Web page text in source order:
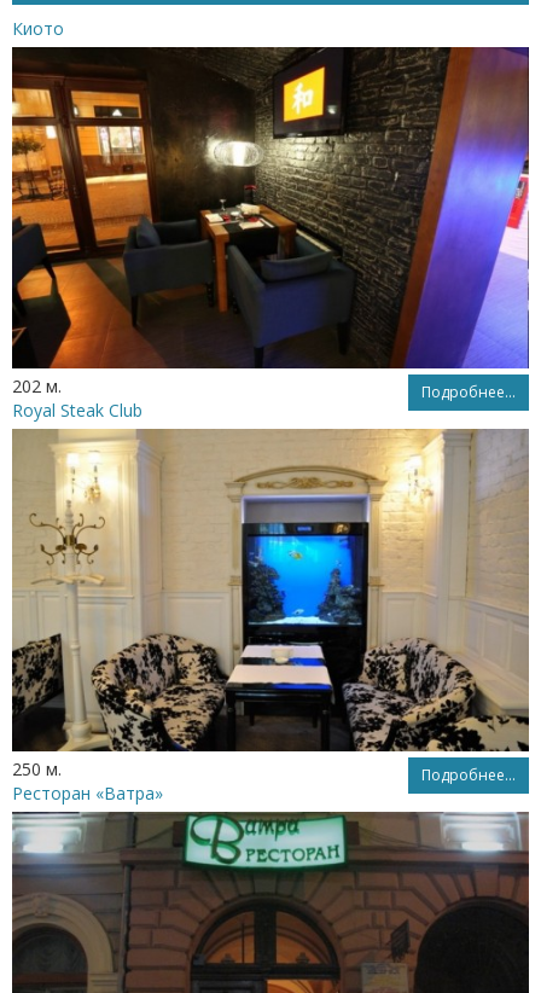
Киото
202 м. Подробнее...
Royal Steak Club
250 м. Подробнее...
Ресторан «Ватра»